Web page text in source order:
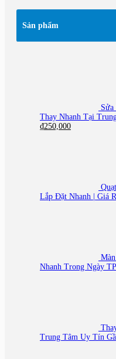
Sản phẩm
Thay Nhanh Tại
Giá
₫250,000Giá
Lắp Đặt Nhanh | Giá
Nhanh Trong Ngày
Trung Tâm Uy Tín